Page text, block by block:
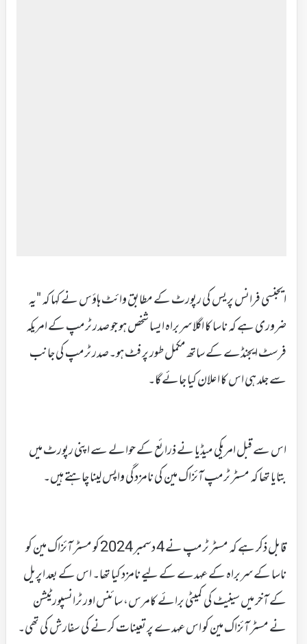
ایجنسی فرانس پریس کی رپورٹ کے مطابق وائٹ ہاؤس نے کہا کہ "یہ
ضروری ہے کہ ناسا کا اگلا سربراہ ایسا شخص ہو جو صدر ٹرمپ کے امریکہ
فرسٹ ایجنڈے کے ساتھ مکمل طور پر فٹ ہو۔صدر ٹرمپ کی جانب
سے جلد ہی اس کا اعلان کیا جائے گا۔
اس سے قبل امریکی میڈیا نے ذرائع کے حوالے سے اپنی رپورٹ میں
بتایا تھا کہ مسٹر ٹرمپ آئزاک مین کی نامزدگی واپس لینا چاہتے ہیں۔
قابل ذکر ہے کہ مسٹر ٹرمپ نے 4 دسمبر 2024 کو مسٹر آئزاک مین کو
ناسا کے سربراہ کے عہدے کے لیے نامزد کیا تھا۔ اس کے بعد اپریل
کے آخر میں سینیٹ کی کمیٹی برائے کامرس، سائنس اور ٹرانسپورٹیشن
نے مسٹر آئزاک مین کو اس عہدے پر تعینات کرنے کی سفارش کی تھی۔